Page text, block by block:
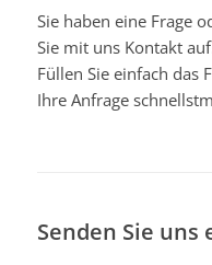
Sie haben eine Frage
Sie mit uns Kontakt
Füllen Sie einfach das
Ihre Anfrage
Senden Sie uns